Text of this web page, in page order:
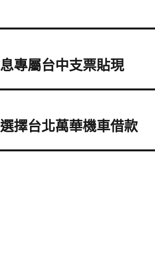
專屬台中支票貼現
擇台北萬華機車借款